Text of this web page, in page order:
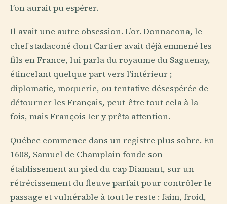
l’on aurait pu espérer.
Il avait une autre obsession. L’or. Donnacona, le
chef stadaconé dont Cartier avait déjà emmené les
fils en France, lui parla du royaume du Saguenay,
étincelant quelque part vers l’intérieur ;
diplomatie, moquerie, ou tentative désespérée de
détourner les Français, peut-être tout cela à la
fois, mais François Ier y prêta attention.
Québec commence dans un registre plus sobre. En
1608, Samuel de Champlain fonde son
établissement au pied du cap Diamant, sur un
rétrécissement du fleuve parfait pour contrôler le
passage et vulnérable à tout le reste : faim, froid,